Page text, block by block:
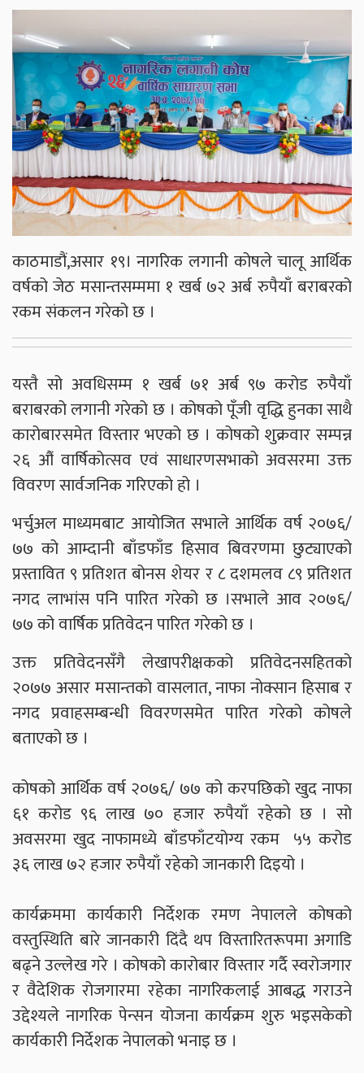
काठमाडौं,असार १९। नागरिक लगानी कोषले चालू आर्थिक
वर्षको जेठ मसान्तसम्ममा १ खर्ब ७२ अर्ब रुपैयाँ बराबरको
रकम संकलन गरेको छ ।
यस्तै सो अवधिसम्म १ खर्ब ७१ अर्ब ९७ करोड रुपैयाँ
बराबरको लगानी गरेको छ । कोषको पूँजी वृद्धि हुनका साथै
कारोबारसमेत विस्तार भएको छ । कोषको शुक्रवार सम्पन्न
२६ औं वार्षिकोत्सव एवं साधारणसभाको अवसरमा उक्त
विवरण सार्वजनिक गरिएको हो ।
भर्चुअल माध्यमबाट आयोजित सभाले आर्थिक वर्ष २०७६/
७७ को आम्दानी बाँडफाँड हिसाव बिवरणमा छुट्याएको
प्रस्तावित ९ प्रतिशत बोनस शेयर र ८ दशमलव ८९ प्रतिशत
नगद लाभांस पनि पारित गरेको छ ।सभाले आव २०७६/
७७ को वार्षिक प्रतिवेदन पारित गरेको छ ।
उक्त प्रतिवेदनसँगै लेखापरीक्षकको प्रतिवेदनसहितको
२०७७ असार मसान्तको वासलात, नाफा नोक्सान हिसाब र
नगद प्रवाहसम्बन्धी विवरणसमेत पारित गरेको कोषले
बताएको छ ।
कोषको आर्थिक वर्ष २०७६/ ७७ को करपछिको खुद नाफा
६१ करोड ९६ लाख ७० हजार रुपैयाँ रहेको छ । सो
अवसरमा खुद नाफामध्ये बाँडफाँटयोग्य रकम ५५ करोड
३६ लाख ७२ हजार रुपैयाँ रहेको जानकारी दिइयो ।
कार्यक्रममा कार्यकारी निर्देशक रमण नेपालले कोषको
वस्तुस्थिति बारे जानकारी दिंदै थप विस्तारितरूपमा अगाडि
बढ्ने उल्लेख गरे । कोषको कारोबार विस्तार गर्दै स्वरोजगार
र वैदेशिक रोजगारमा रहेका नागरिकलाई आबद्ध गराउने
उद्देश्यले नागरिक पेन्सन योजना कार्यक्रम शुरु भइसकेको
कार्यकारी निर्देशक नेपालको भनाइ छ ।